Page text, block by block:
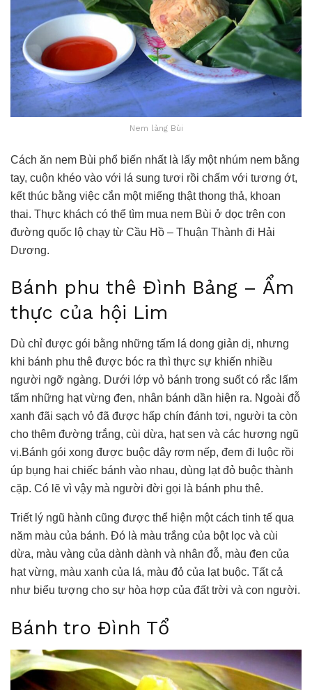
Nem làng Bùi
Cách ăn nem Bùi phổ biến nhất là lấy một nhúm nem bằng
tay, cuộn khéo vào với lá sung tươi rồi chấm với tương ớt,
kết thúc bằng việc cắn một miếng thật thong thả, khoan
thai. Thực khách có thể tìm mua nem Bùi ở dọc trên con
đường quốc lộ chạy từ Cầu Hồ – Thuận Thành đi Hải
Dương.
Bánh phu thê Đình Bảng – Ẩm
thực của hội Lim
Dù chỉ được gói bằng những tấm lá dong giản dị, nhưng
khi bánh phu thê được bóc ra thì thực sự khiến nhiều
người ngỡ ngàng. Dưới lớp vỏ bánh trong suốt có rắc lấm
tấm những hạt vừng đen, nhân bánh dần hiện ra. Ngoài đỗ
xanh đãi sạch vỏ đã được hấp chín đánh tơi, người ta còn
cho thêm đường trắng, cùi dừa, hạt sen và các hương ngũ
vị.Bánh gói xong được buộc dây rơm nếp, đem đi luộc rồi
úp bụng hai chiếc bánh vào nhau, dùng lạt đỏ buộc thành
cặp. Có lẽ vì vậy mà người đời gọi là bánh phu thê.
Triết lý ngũ hành cũng được thể hiện một cách tinh tế qua
năm màu của bánh. Đó là màu trắng của bột lọc và cùi
dừa, màu vàng của dành dành và nhân đỗ, màu đen của
hạt vừng, màu xanh của lá, màu đỏ của lạt buộc. Tất cả
như biểu tượng cho sự hòa hợp của đất trời và con người.
Bánh tro Đình Tổ